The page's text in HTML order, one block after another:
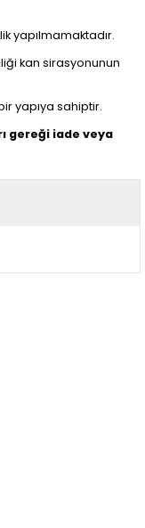
yapılmamaktadır.
kan sirasyonunun
yapıya sahiptir.
gereği iade veya